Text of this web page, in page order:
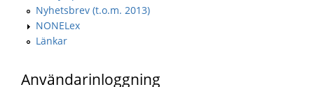
Nyhetsbrev (t.o.m. 2013)
NONELex
Länkar
Användarinloggning